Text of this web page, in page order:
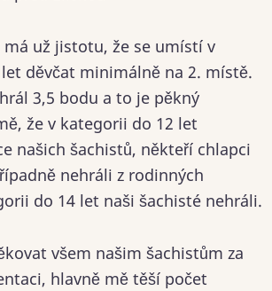
má už jistotu, že se umístí v
děvčat minimálně na 2. místě.
3,5 bodu a to je pěkný
že v kategorii do 12 let
našich šachistů, někteří chlapci
nehráli z rodinných
do 14 let naši šachisté nehráli.
všem našim šachistům za
hlavně mě těší počet